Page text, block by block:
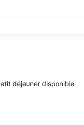
insonorisées, Wi-
déjeuner disponible